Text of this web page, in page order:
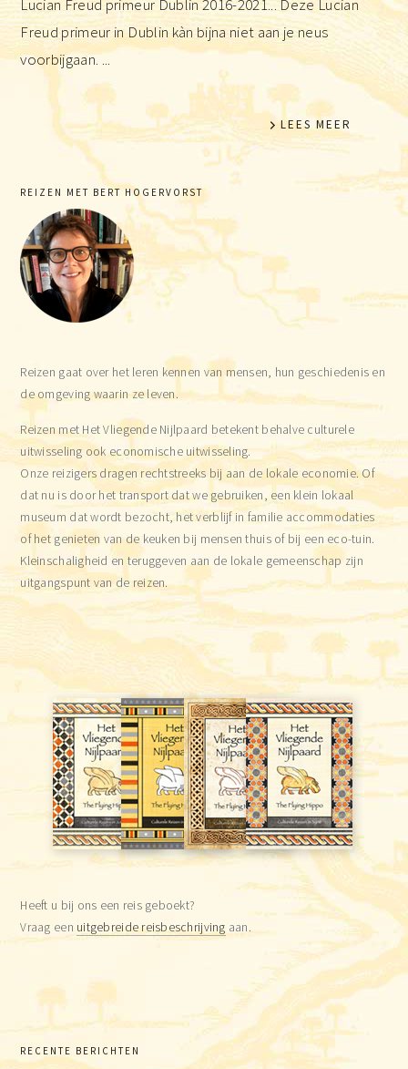
Lucian Freud primeur Dublin 2016-2021... Deze Lucian
Freud primeur in Dublin kàn bijna niet aan je neus
voorbijgaan. ...
LEES MEER
Primaire
Sidebar
REIZEN MET BERT HOGERVORST
Reizen gaat over het leren kennen van mensen, hun geschiedenis en
de omgeving waarin ze leven.
Reizen met Het Vliegende Nijlpaard betekent behalve culturele
uitwisseling ook economische uitwisseling.
Onze reizigers dragen rechtstreeks bij aan de lokale economie. Of
dat nu is door het transport dat we gebruiken, een klein lokaal
museum dat wordt bezocht, het verblijf in familie accommodaties
of het genieten van de keuken bij mensen thuis of bij een eco-tuin.
Kleinschaligheid en teruggeven aan de lokale gemeenschap zijn
uitgangspunt van de reizen.
Heeft u bij ons een reis geboekt?
Vraag een uitgebreide reisbeschrijving aan.
RECENTE BERICHTEN